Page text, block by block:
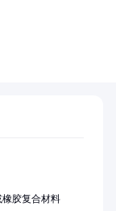
胶复合材料